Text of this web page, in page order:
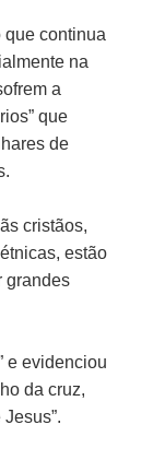
que continua
na
a
que
de
cristãos,
estão
grandes
e evidenciou
da cruz,